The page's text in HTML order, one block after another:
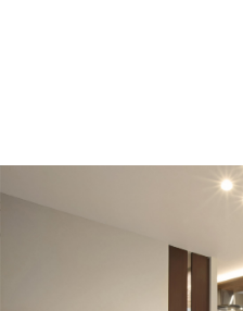
テルライクに仕上げた。
ードを造作